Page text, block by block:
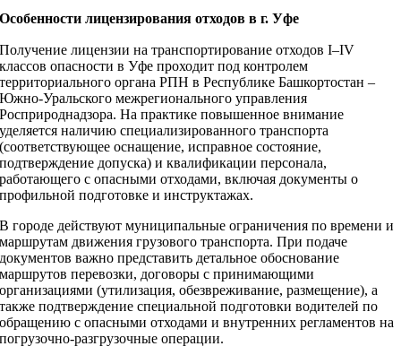
Особенности лицензирования отходов в г. Уфе
Получение лицензии на транспортирование отходов I–IV
классов опасности в Уфе проходит под контролем
территориального органа РПН в Республике Башкортостан –
Южно-Уральского межрегионального управления
Росприроднадзора. На практике повышенное внимание
уделяется наличию специализированного транспорта
(соответствующее оснащение, исправное состояние,
подтверждение допуска) и квалификации персонала,
работающего с опасными отходами, включая документы о
профильной подготовке и инструктажах.
В городе действуют муниципальные ограничения по времени и
маршрутам движения грузового транспорта. При подаче
документов важно представить детальное обоснование
маршрутов перевозки, договоры с принимающими
организациями (утилизация, обезвреживание, размещение), а
также подтверждение специальной подготовки водителей по
обращению с опасными отходами и внутренних регламентов на
погрузочно‑разгрузочные операции.